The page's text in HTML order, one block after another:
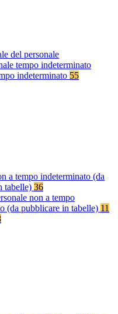
del personale
tempo indeterminato
indeterminato 55
a tempo indeterminato (da
tabelle) 36
non a tempo
(da pubblicare in tabelle) 11